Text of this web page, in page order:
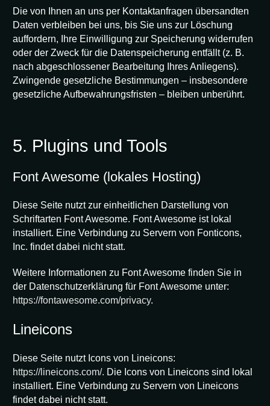
Die von Ihnen an uns per Kontaktanfragen übersandten
Daten verbleiben bei uns, bis Sie uns zur Löschung
auffordern, Ihre Einwilligung zur Speicherung widerrufen
oder der Zweck für die Datenspeicherung entfällt (z. B.
nach abgeschlossener Bearbeitung Ihres Anliegens).
Zwingende gesetzliche Bestimmungen – insbesondere
gesetzliche Aufbewahrungsfristen – bleiben unberührt.
5. Plugins und Tools
Font Awesome (lokales Hosting)
Diese Seite nutzt zur einheitlichen Darstellung von
Schriftarten Font Awesome. Font Awesome ist lokal
installiert. Eine Verbindung zu Servern von Fonticons,
Inc. findet dabei nicht statt.
Weitere Informationen zu Font Awesome finden Sie in
der Datenschutzerklärung für Font Awesome unter:
https://fontawesome.com/privacy.
Lineicons
Diese Seite nutzt Icons von Lineicons:
https://lineicons.com/. Die Icons von Lineicons sind lokal
installiert. Eine Verbindung zu Servern von Lineicons
findet dabei nicht statt.